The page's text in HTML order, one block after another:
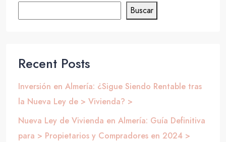
Buscar
Recent Posts
Inversión en Almería: ¿Sigue Siendo Rentable tras
la Nueva Ley de > Vivienda? >
Nueva Ley de Vivienda en Almería: Guía Definitiva
para > Propietarios y Compradores en 2024 >